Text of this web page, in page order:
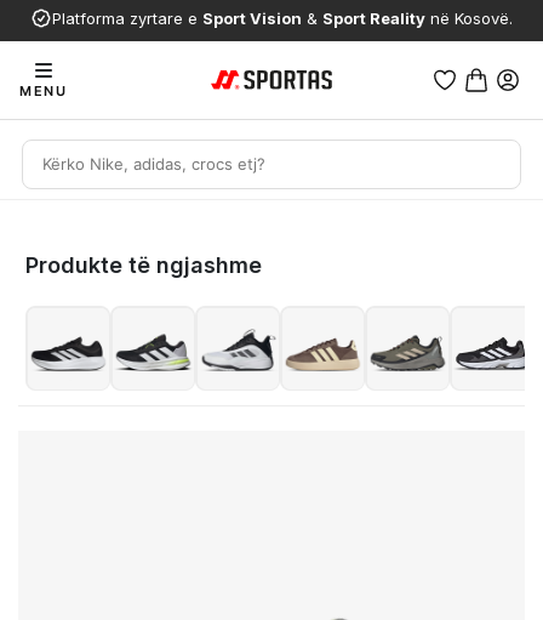
Platforma zyrtare e Sport Vision & Sport Reality në Kosovë.
MENU
Produkte të ngjashme